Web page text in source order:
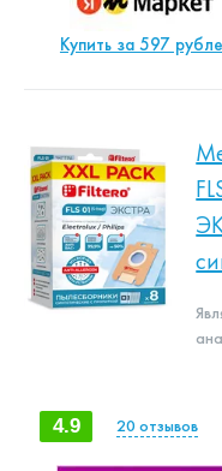
Купить за 597
4.9 20 отзывов